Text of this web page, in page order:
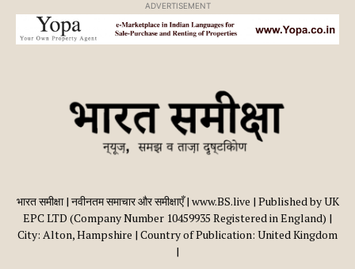
ADVERTISEMENT
भारत समीक्षा | नवीनतम समाचार और समीक्षाएँ | www.BS.live | Published by UK
EPC LTD (Company Number 10459935 Registered in England) |
City: Alton, Hampshire | Country of Publication: United Kingdom
|